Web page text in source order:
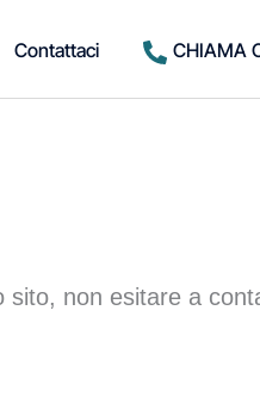
Contattaci CHIAMA
sito, non esitare a